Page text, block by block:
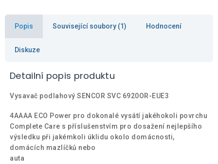
Popis Související soubory (1) Hodnocení
Diskuze
Detailní popis produktu
Vysavač podlahový SENCOR SVC 6920OR-EUE3
4AAAA ECO Power pro dokonalé vysátí jakéhokoli povrchu
Complete Care s příslušenstvím pro dosažení nejlepšího
výsledku při jakémkoli úklidu okolo domácnosti,
domácích mazlíčků nebo
auta